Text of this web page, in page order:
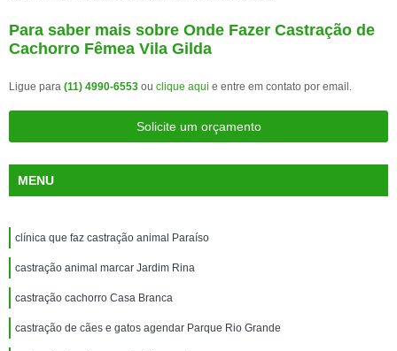
Para saber mais sobre Onde Fazer Castração de
Cachorro Fêmea Vila Gilda
Ligue para (11) 4990-6553 ou clique aqui e entre em contato por email.
Solicite um orçamento
MENU
clínica que faz castração animal Paraíso
castração animal marcar Jardim Rina
castração cachorro Casa Branca
castração de cães e gatos agendar Parque Rio Grande